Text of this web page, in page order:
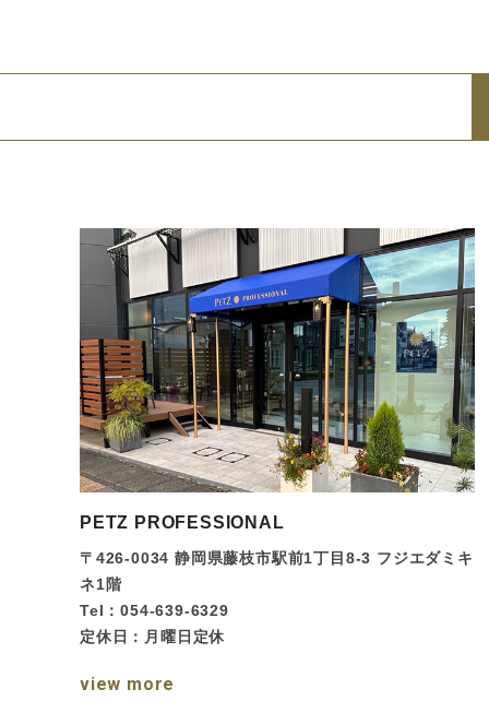
PETZ PROFESSIONAL
〒426-0034 静岡県藤枝市駅前1丁目8-3 フジエダミキ
ネ1階
Tel：054-639-6329
定休日：月曜日定休
view more